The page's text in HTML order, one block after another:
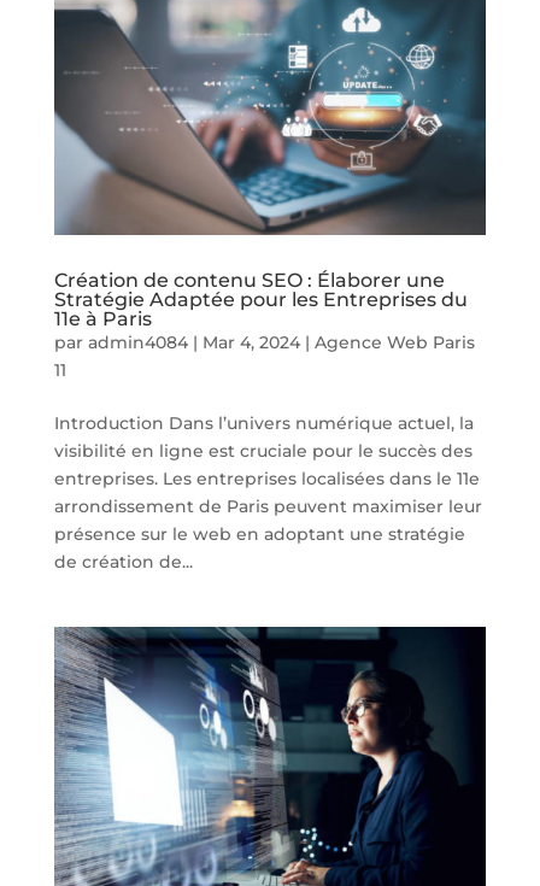
Création de contenu SEO : Élaborer une
Stratégie Adaptée pour les Entreprises du
11e à Paris
par admin4084| Mar 4, 2024| Agence Web Paris
11
Introduction Dans l’univers numérique actuel, la
visibilité en ligne est cruciale pour le succès des
entreprises. Les entreprises localisées dans le 11e
arrondissement de Paris peuvent maximiser leur
présence sur le web en adoptant une stratégie
de création de...